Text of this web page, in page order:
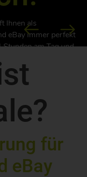
Ihnen als
eBay immer perfekt
am Tag und
führen, spart viel Zeit
für
eBay